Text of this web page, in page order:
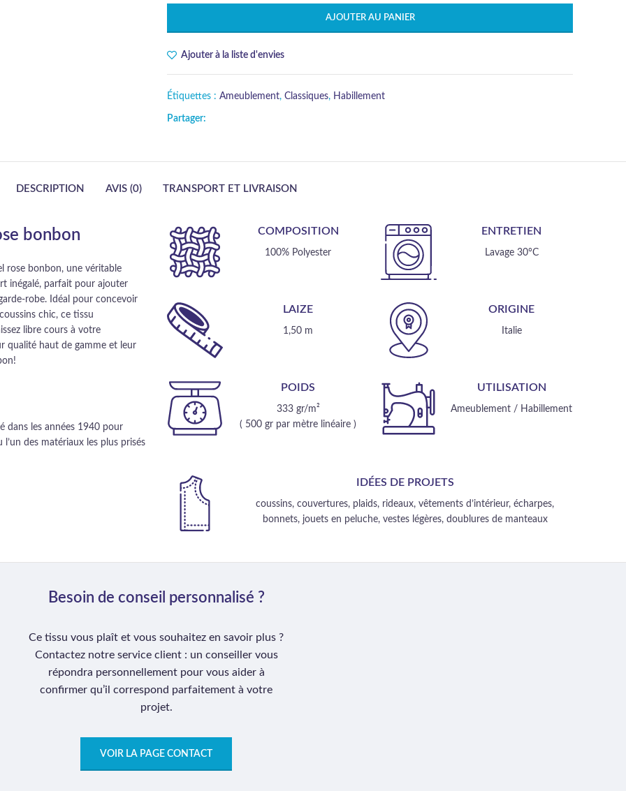
AJOUTER AU PANIER
Ajouter à la liste d'envies
Étiquettes : Ameublement, Classiques, Habillement
Partager:
DESCRIPTION AVIS (0) TRANSPORT ET LIVRAISON
bonbon
rose bonbon, une véritable
inégalé, parfait pour ajouter
robe. Idéal pour concevoir
chic, ce tissu
libre cours à votre
qualité haut de gamme et leur
dans les années 1940 pour
des matériaux les plus prisés
COMPOSITION
100% Polyester
LAIZE
1,50 m
POIDS
333 gr/m²
( 500 gr par mètre linéaire )
ENTRETIEN
Lavage 30°C
ORIGINE
Italie
UTILISATION
Ameublement / Habillement
IDÉES DE PROJETS
coussins, couvertures, plaids, rideaux, vêtements d’intérieur, écharpes,
bonnets, jouets en peluche, vestes légères, doublures de manteaux
Besoin de conseil personnalisé ?
Ce tissu vous plaît et vous souhaitez en savoir plus ?
Contactez notre service client : un conseiller vous
répondra personnellement pour vous aider à
confirmer qu’il correspond parfaitement à votre
projet.
VOIR LA PAGE CONTACT